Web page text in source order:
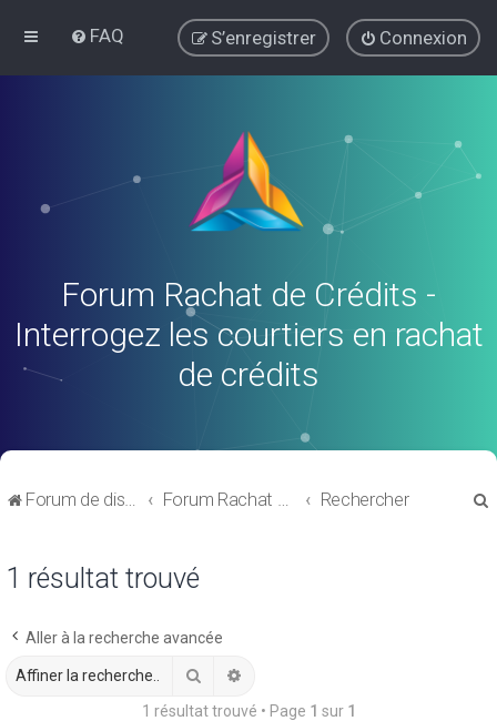
FAQ Connexion
S’enregistrer
Forum Rachat de Crédits -
Interrogez les courtiers en rachat
de crédits
Forum de discussions sur le Regroupement de Crédits et le Rachat de Crédits Forum Rachat de Crédits Rechercher
1 résultat trouvé
Aller à la recherche avancée
Rechercher
1 résultat trouvé • Page 1 sur 1